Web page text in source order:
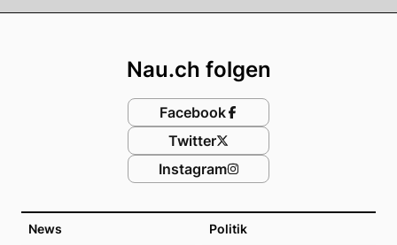
News Politik
Nau.ch folgen
Facebook
Twitter
Instagram